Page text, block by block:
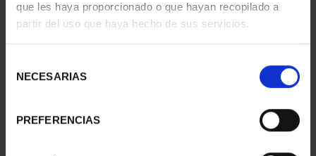
que les haya proporcionado o que hayan recopilado a
partir del uso que haya hecho de sus servicios.
NECESARIAS
PREFERENCIAS